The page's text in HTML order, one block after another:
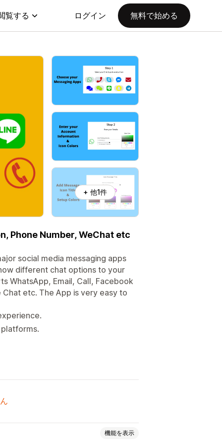
覧する ログイン 無料で始める
+ 他1件
Phone Number, WeChat etc
social media messaging apps
different chat options to your
WhatsApp, Email, Call, Facebook
etc. The App is very easy to
機能を表示